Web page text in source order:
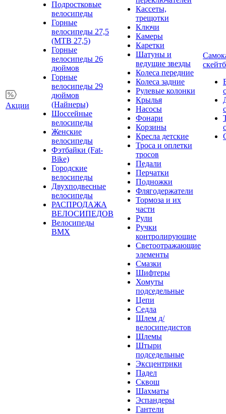
Акции
Подростковые
велосипеды
Горные
велосипеды 27,5
(MTB 27,5)
Горные
велосипеды 26
дюймов
Горные
велосипеды 29
дюймов
(Найнеры)
Шоссейные
велосипеды
Женские
велосипеды
Фэтбайки (Fat-
Bike)
Городские
велосипеды
Двухподвесные
велосипеды
РАСПРОДАЖА
ВЕЛОСИПЕДОВ
Велосипеды
BMX
Кассеты,
трещотки
Ключи
Камеры
Каретки
Шатуны и
ведущие звезды
Колеса передние
Колеса задние
Рулевые колонки
Крылья
Насосы
Фонари
Корзины
Кресла детские
Троса и оплетки
тросов
Педали
Перчатки
Подножки
Флягодержатели
Тормоза и их
части
Рули
Ручки
контролирующие
Светоотражающие
элементы
Смазки
Шифтеры
Хомуты
подседельные
Цепи
Седла
Шлем д/
велосипедистов
Шлемы
Штыри
подседельные
Эксцентрики
Падел
Сквош
Шахматы
Эспандеры
Гантели